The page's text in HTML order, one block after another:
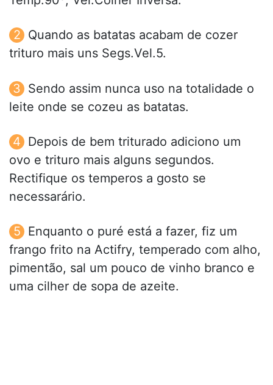
Quando as batatas acabam de cozer
trituro mais uns Segs.Vel.5.
Sendo assim nunca uso na totalidade o
leite onde se cozeu as batatas.
Depois de bem triturado adiciono um
ovo e trituro mais alguns segundos.
Rectifique os temperos a gosto se
necessarário.
Enquanto o puré está a fazer, fiz um
frango frito na Actifry, temperado com alho,
pimentão, sal um pouco de vinho branco e
uma cilher de sopa de azeite.